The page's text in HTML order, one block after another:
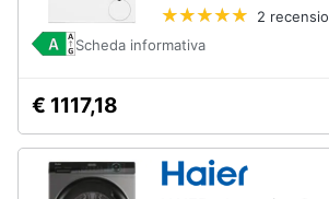
2
Scheda informativa
€ 1117,18